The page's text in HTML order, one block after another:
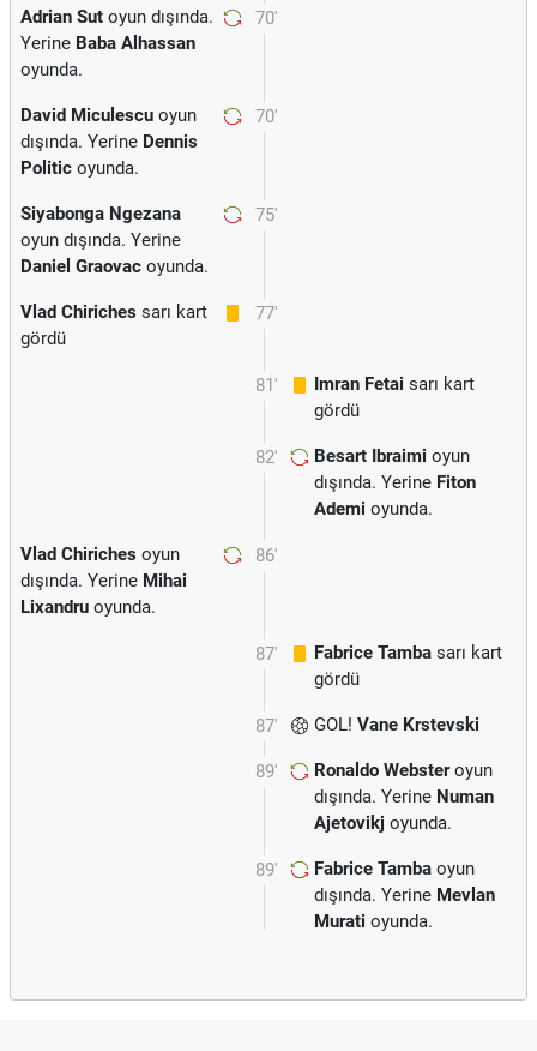
70'
Adrian Sut oyun dışında.
Yerine Baba Alhassan
oyunda.
70'
David Miculescu oyun
dışında. Yerine Dennis
Politic oyunda.
75'
Siyabonga Ngezana
oyun dışında. Yerine
Daniel Graovac oyunda.
77'
Vlad Chiriches sarı kart
gördü
81' Imran Fetai sarı kart
gördü
82' Besart Ibraimi oyun
dışında. Yerine Fiton
Ademi oyunda.
86'
Vlad Chiriches oyun
dışında. Yerine Mihai
Lixandru oyunda.
87' Fabrice Tamba sarı kart
gördü
87' GOL! Vane Krstevski
89' Ronaldo Websteroyun
dışında. Yerine Numan
Ajetovikj oyunda.
89' Fabrice Tamba oyun
dışında. Yerine Mevlan
Murati oyunda.